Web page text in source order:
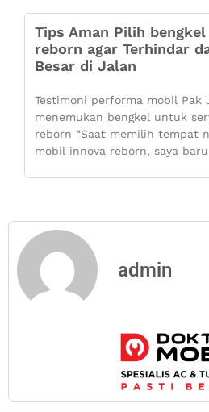
Tips Aman Pilih
reborn agar Terhindar
Besar di Jalan
Testimoni performa mobil Pak
menemukan bengkel untuk
reborn “Saat memilih tempat
mobil innova reborn, saya
admin